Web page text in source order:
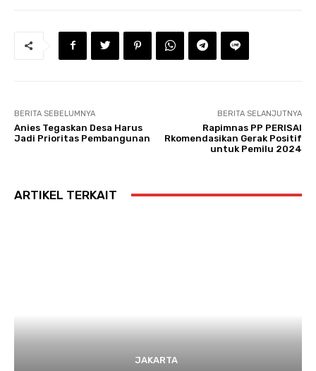
BERITA SEBELUMNYA
Anies Tegaskan Desa Harus
Jadi Prioritas Pembangunan
BERITA SELANJUTNYA
Rapimnas PP PERISAI
Rkomendasikan Gerak Positif
untuk Pemilu 2024
ARTIKEL TERKAIT
JAKARTA